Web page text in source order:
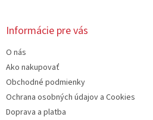
y
v
Informácie pre vás
O nás
Ako nakupovať
Obchodné podmienky
Ochrana osobných údajov a Cookies
Doprava a platba